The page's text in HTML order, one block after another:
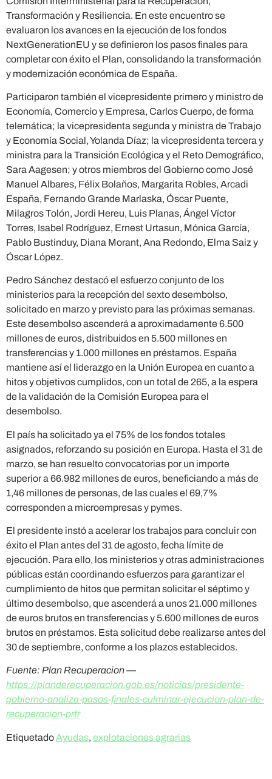
Transformación y Resiliencia. En este encuentro se
evaluaron los avances en la ejecución de los fondos
NextGenerationEU y se definieron los pasos finales para
completar con éxito el Plan, consolidando la transformación
y modernización económica de España.
Participaron también el vicepresidente primero y ministro de
Economía, Comercio y Empresa, Carlos Cuerpo, de forma
telemática; la vicepresidenta segunda y ministra de Trabajo
y Economía Social, Yolanda Díaz; la vicepresidenta tercera y
ministra para la Transición Ecológica y el Reto Demográfico,
Sara Aagesen; y otros miembros del Gobierno como José
Manuel Albares, Félix Bolaños, Margarita Robles, Arcadi
España, Fernando Grande Marlaska, Óscar Puente,
Milagros Tolón, Jordi Hereu, Luis Planas, Ángel Víctor
Torres, Isabel Rodríguez, Ernest Urtasun, Mónica García,
Pablo Bustinduy, Diana Morant, Ana Redondo, Elma Saiz y
Óscar López.
Pedro Sánchez destacó el esfuerzo conjunto de los
ministerios para la recepción del sexto desembolso,
solicitado en marzo y previsto para las próximas semanas.
Este desembolso ascenderá a aproximadamente 6.500
millones de euros, distribuidos en 5.500 millones en
transferencias y 1.000 millones en préstamos. España
mantiene así el liderazgo en la Unión Europea en cuanto a
hitos y objetivos cumplidos, con un total de 265, a la espera
de la validación de la Comisión Europea para el
desembolso.
El país ha solicitado ya el 75% de los fondos totales
asignados, reforzando su posición en Europa. Hasta el 31 de
marzo, se han resuelto convocatorias por un importe
superior a 66.982 millones de euros, beneficiando a más de
1,46 millones de personas, de las cuales el 69,7%
corresponden a microempresas y pymes.
El presidente instó a acelerar los trabajos para concluir con
éxito el Plan antes del 31 de agosto, fecha límite de
ejecución. Para ello, los ministerios y otras administraciones
públicas están coordinando esfuerzos para garantizar el
cumplimiento de hitos que permitan solicitar el séptimo y
último desembolso, que ascenderá a unos 21.000 millones
de euros brutos en transferencias y 5.600 millones de euros
brutos en préstamos. Esta solicitud debe realizarse antes del
30 de septiembre, conforme a los plazos establecidos.
Fuente: Plan Recuperacion —
https://planderecuperacion.gob.es/noticias/presidente-
gobierno-analiza-pasos-finales-culminar-ejecucion-plan-de-
recuperacion-prtr
EtiquetadoAyudas, explotaciones agrarias